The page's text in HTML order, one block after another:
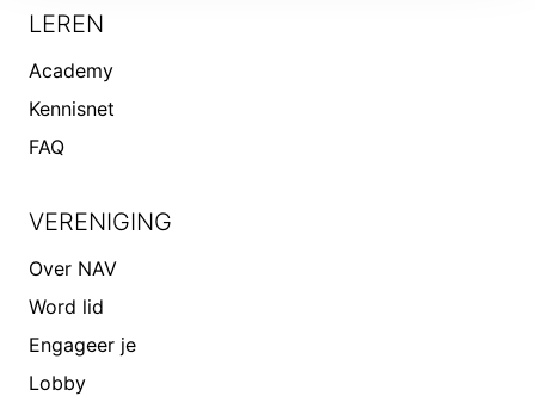
LEREN
Academy
Kennisnet
FAQ
VERENIGING
Over NAV
Word lid
Engageer je
Lobby